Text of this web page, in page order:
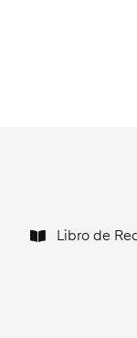
Libro de